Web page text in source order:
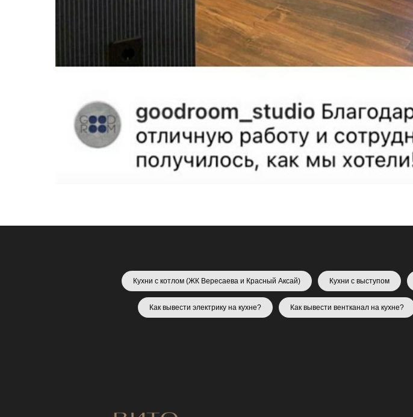
Кухни с котлом (ЖК Вересаева и Красный Аксай) Кухни с выступом
Как вывести электрику на кухне? Как вывести вентканал на кухне?